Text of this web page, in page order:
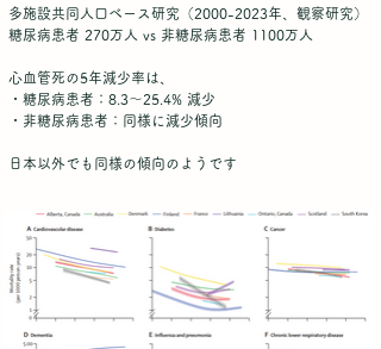
多施設共同人口ベース研究（2000-2023年、観察研究）
糖尿病患者 270万人 vs 非糖尿病患者 1100万人
心血管死の5年減少率は、
・糖尿病患者：8.3〜25.4% 減少
・非糖尿病患者：同様に減少傾向
日本以外でも同様の傾向のようです